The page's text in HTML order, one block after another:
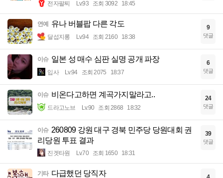
전자팔찌 Lv.93 조회 3092 18:45
연예 유나 버블팝 다른 각도
달섭지롱 Lv.94 조회 2160 18:38
9
댓글
이슈 일본 성 매수 심판 실명 공개 파장
입사 Lv.94 조회 2075 18:37
6
댓글
이슈 비온다고하면 계곡가지말라고..
드라고노브 Lv.90 조회 2868 18:32
24
댓글
이슈 260809 강원 대구 경북 민주당 당원대회 권
리당원 투표 결과
진겟타원 Lv.70 조회 1650 18:31
39
댓글
기타 다급했던 당직자